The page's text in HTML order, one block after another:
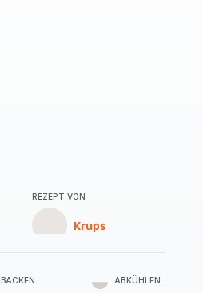
REZEPT VON
Krups
BACKEN ABKÜHLEN